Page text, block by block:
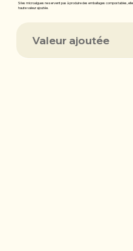
Si les microalgues ne servent pas à produire des emballages compostables,
haute valeur ajoutée.
Valeur ajoutée